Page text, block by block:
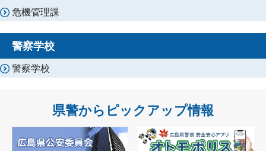
危機管理課
警察学校
警察学校
県警からピックアップ情報